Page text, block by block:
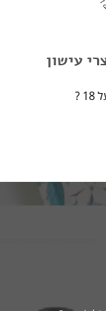
עישון
magna
CLICK ME!